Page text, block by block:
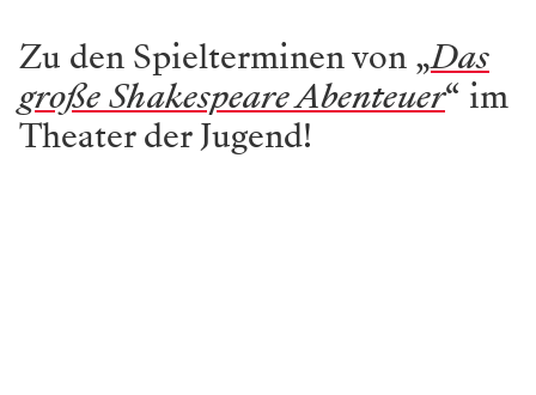
Zu den Spielterminen von „Das
große Shakespeare Abenteuer“ im
Theater der Jugend!